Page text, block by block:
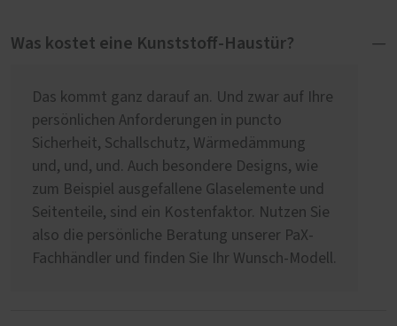
Was kostet eine Kunststoff-Haustür?
Das kommt ganz darauf an. Und zwar auf Ihre
persönlichen Anforderungen in puncto
Sicherheit, Schallschutz, Wärmedämmung
und, und, und. Auch besondere Designs, wie
zum Beispiel ausgefallene Glaselemente und
Seitenteile, sind ein Kostenfaktor. Nutzen Sie
also die persönliche Beratung unserer PaX-
Fachhändler und finden Sie Ihr Wunsch-Modell.